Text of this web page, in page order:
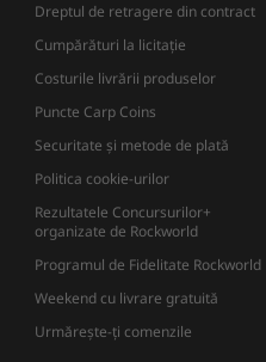
Dreptul de retragere din contract
Cumpărături la licitație
Costurile livrării produselor
Puncte Carp Coins
Securitate și metode de plată
Politica cookie-urilor
Rezultatele Concursurilor+
organizate de Rockworld
Programul de Fidelitate Rockworld
Weekend cu livrare gratuită
Urmărește-ți comenzile